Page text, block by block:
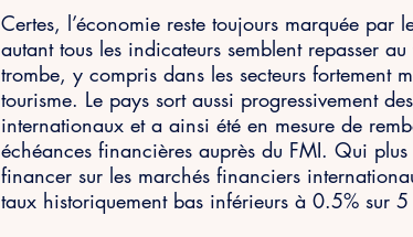
Certes, l’économie reste toujours marquée
autant tous les indicateurs semblent repasser
trombe, y compris dans les secteurs fortement
tourisme. Le pays sort aussi progressivement
internationaux et a ainsi été en mesure de
échéances financières auprès du FMI. Qui
financer sur les marchés financiers
taux historiquement bas inférieurs à 0.5% sur 5